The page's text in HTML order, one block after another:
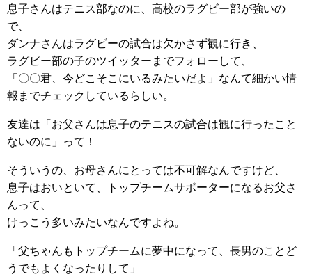
息子さんはテニス部なのに、高校のラグビー部が強いの
で、
ダンナさんはラグビーの試合は欠かさず観に行き、
ラグビー部の子のツイッターまでフォローして、
「〇〇君、今どこそこにいるみたいだよ」なんて細かい情
報までチェックしているらしい。
友達は「お父さんは息子のテニスの試合は観に行ったこと
ないのに」って！
そういうの、お母さんにとっては不可解なんですけど、
息子はおいといて、トップチームサポーターになるお父さ
んって、
けっこう多いみたいなんですよね。
「父ちゃんもトップチームに夢中になって、長男のことど
うでもよくなったりして」